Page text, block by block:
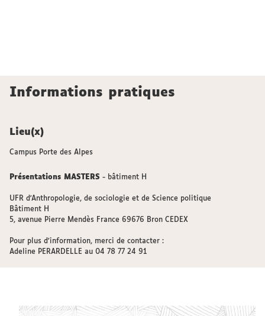
Informations pratiques
Lieu(x)
Campus Porte des Alpes
Présentations MASTERS - bâtiment H
UFR d'Anthropologie, de sociologie et de Science politique
Bâtiment H
5, avenue Pierre Mendès France 69676 Bron CEDEX
Pour plus d'information, merci de contacter :
Adeline PERARDELLE au 04 78 77 24 91